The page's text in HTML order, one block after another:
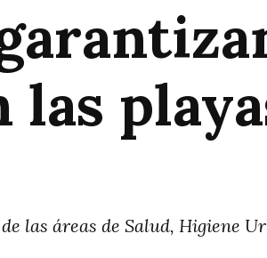
las
las áreas de Salud, Higiene